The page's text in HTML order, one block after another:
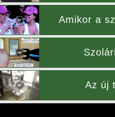
Amikor a
Az új